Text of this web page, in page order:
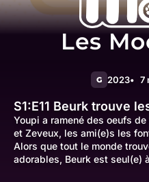
Les
G 2023 7
S1:E11 Beurk trouve
Youpi a ramené des oeufs
et Zeveux, les ami(e)s les
Alors que tout le monde
adorables, Beurk est seul(e)